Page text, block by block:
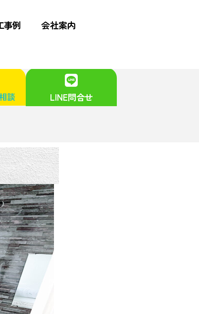
事例 会社案内
談 LINE問合せ